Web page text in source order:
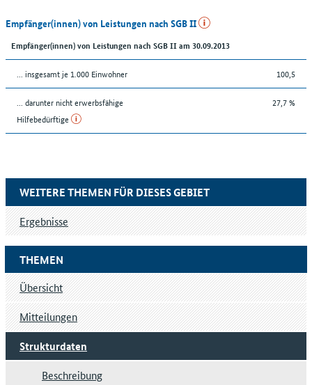
Empfänger(innen) von Leistungen nach SGB II
Empfänger(innen) von Leistungen nach SGB II am 30.09.2013
... insgesamt je 1.000 Einwohner 100,5
... darunter nicht erwerbsfähige
Hilfebedürftige
27,7 %
THEMEN
Übersicht
Mitteilungen
Strukturdaten
Beschreibung
WEITERE THEMEN FÜR DIESES GEBIET
Ergebnisse